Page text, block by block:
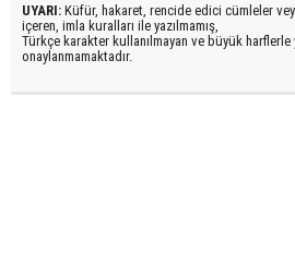
UYARI: Küfür, hakaret, rencide edici cümleler
içeren, imla kuralları ile yazılmamış,
Türkçe karakter kullanılmayan ve büyük harflerle
onaylanmamaktadır.